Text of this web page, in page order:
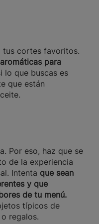
tus cortes favoritos.
para
lo que buscas es
que están
Por eso, haz que se
de la experiencia
Intenta que sean
y que
de tu menú.
típicos de
regalos.